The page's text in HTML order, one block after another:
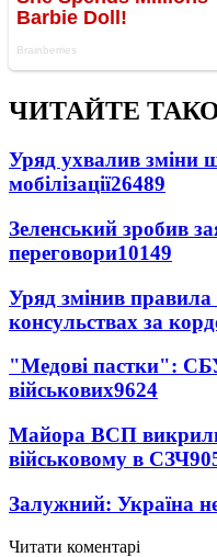
ЧИТАЙТЕ
Уряд ухвалив зміни
мобілізації26489
Зеленський зробив
переговори10149
Уряд змінив правила
консульствах за
"Медові пастки":
військових9624
Майора ВСП
військовому в СЗЧ
Залужний: Україна
Читати коментарі